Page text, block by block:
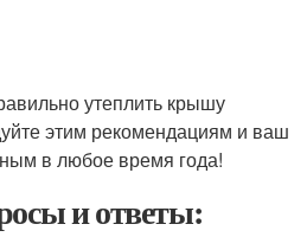
утеплить крышу
этим рекомендациям и ваш
в любое время года!
и ответы: